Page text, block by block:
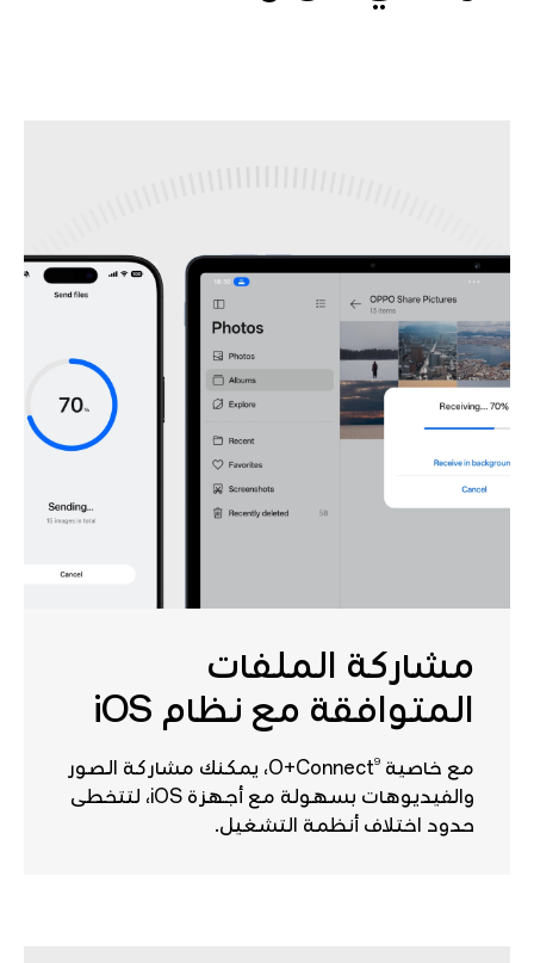
مشاركة الملفات
المتوافقة مع نظام iOS
مع خاصية O+Connect 9
، يمكنك مشاركة الصور
والفيديوهات بسهولة مع أجهزة iOS، لتتخطى
حدود اختلاف أنظمة التشغيل.